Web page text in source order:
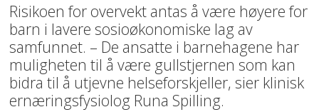
Risikoen for overvekt antas å være høyere for
barn i lavere sosioøkonomiske lag av
samfunnet. – De ansatte i barnehagene har
muligheten til å være gullstjernen som kan
bidra til å utjevne helseforskjeller, sier klinisk
ernæringsfysiolog Runa Spilling.